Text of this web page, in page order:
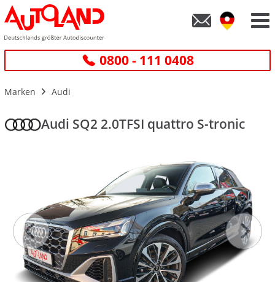
0800 - 111 0408
Marken Audi
Audi SQ2 2.0TFSI quattro S-tronic